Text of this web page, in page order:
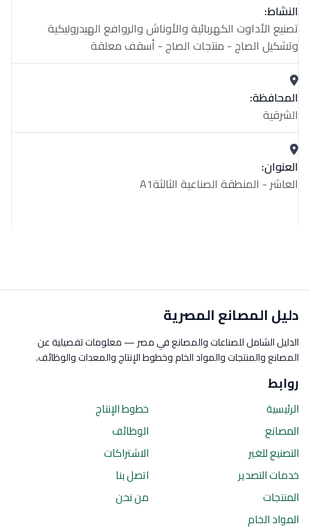
النشاط:
تصنيع الأداوت الكهربائية والأوناش والروافع الهيدروليكية
وتشكيل الصاج - منتجات الصاج - أسقف معلقة
المحافظة:
الشرقية
العنوان:
العاشر - المنطقة الصناعية الثالثةA1
دليل المصانع المصرية
الدليل الشامل للصناعات والمصانع في مصر — معلومات تفصيلية عن
المصانع والمنتجات والمواد الخام وخطوط الإنتاج والمعدات والوظائف.
روابط
الرئيسية
المصانع
التصنيع للغير
خدمات التصدير
المنتجات
المواد الخام
خطوط الإنتاج
الوظائف
الاشتراكات
اتصل بنا
من نحن